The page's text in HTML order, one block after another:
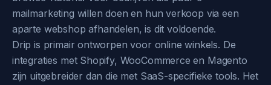
mailmarketing willen doen en hun verkoop via een
aparte webshop afhandelen, is dit voldoende.
Drip is primair ontworpen voor online winkels. De
integraties met Shopify, WooCommerce en Magento
zijn uitgebreider dan die met SaaS-specifieke tools. Het